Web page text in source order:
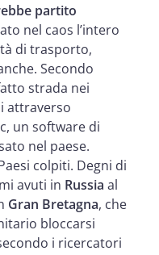
partito
nel caos l’intero
di trasporto,
Secondo
strada nei
attraverso
un software di
nel paese.
colpiti. Degni di
avuti in Russia al
Gran Bretagna, che
bloccarsi
i ricercatori